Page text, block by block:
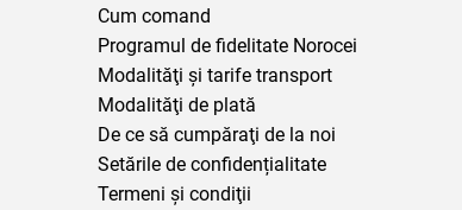
Cum comand
Programul de fidelitate Norocei
Modalităţi şi tarife transport
Modalităţi de plată
De ce să cumpăraţi de la noi
Setările de confidențialitate
Termeni şi condiţii